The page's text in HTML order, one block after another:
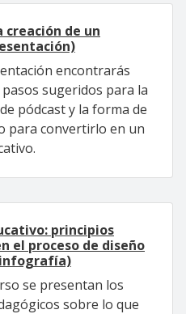
creación de un
encontrarás
sugeridos para la
pódcast y la forma de
para convertirlo en un
principios
el proceso de diseño
se presentan los
sobre lo que